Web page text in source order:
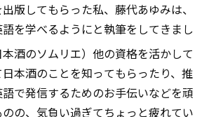
版してもらった私、藤代あゆみは、
を学べるようにと執筆をしてきまし
本酒のソムリエ）他の資格を活かして
本酒のことを知ってもらったり、推
で発信するためのお手伝いなどを頑
の、気負い過ぎてちょっと疲れてい